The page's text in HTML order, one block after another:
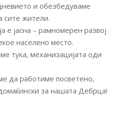
и обезбедуваме
сите жители.
е јасна – рамномерен развој
населено место.
тука, механизацијата оди
да работиме посветено,
за нашата Дебрца!